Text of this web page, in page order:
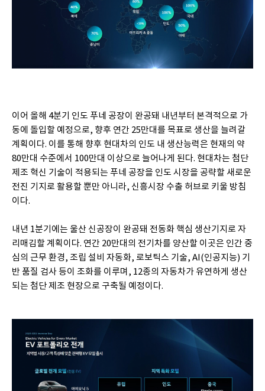
이어 올해 4분기 인도 푸네 공장이 완공돼 내년부터 본격적으로 가
동에 돌입할 예정으로, 향후 연간 25만대를 목표로 생산을 늘려갈
계획이다. 이를 통해 향후 현대차의 인도 내 생산능력은 현재의 약
80만대 수준에서 100만대 이상으로 늘어나게 된다. 현대차는 첨단
제조 혁신 기술이 적용되는 푸네 공장을 인도 시장을 공략할 새로운
전진 기지로 활용할 뿐만 아니라, 신흥시장 수출 허브로 키울 방침
이다.
내년 1분기에는 울산 신공장이 완공돼 전동화 핵심 생산기지로 자
리매김할 계획이다. 연간 20만대의 전기차를 양산할 이곳은 인간 중
심의 근무 환경, 조립 설비 자동화, 로보틱스 기술, AI(인공지능) 기
반 품질 검사 등이 조화를 이루며, 12종의 자동차가 유연하게 생산
되는 첨단 제조 현장으로 구축될 예정이다.